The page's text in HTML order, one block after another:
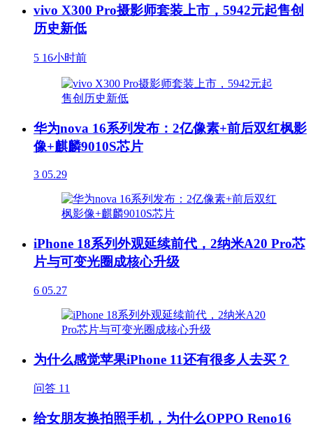
vivo X300 Pro摄影师套装上市，5942元起售创
历史新低
5 16小时前
华为nova 16系列发布：2亿像素+前后双红枫影
像+麒麟9010S芯片
3 05.29
iPhone 18系列外观延续前代，2纳米A20 Pro芯
片与可变光圈成核心升级
6 05.27
为什么感觉苹果iPhone 11还有很多人去买？
问答 11
给女朋友换拍照手机，为什么OPPO Reno16